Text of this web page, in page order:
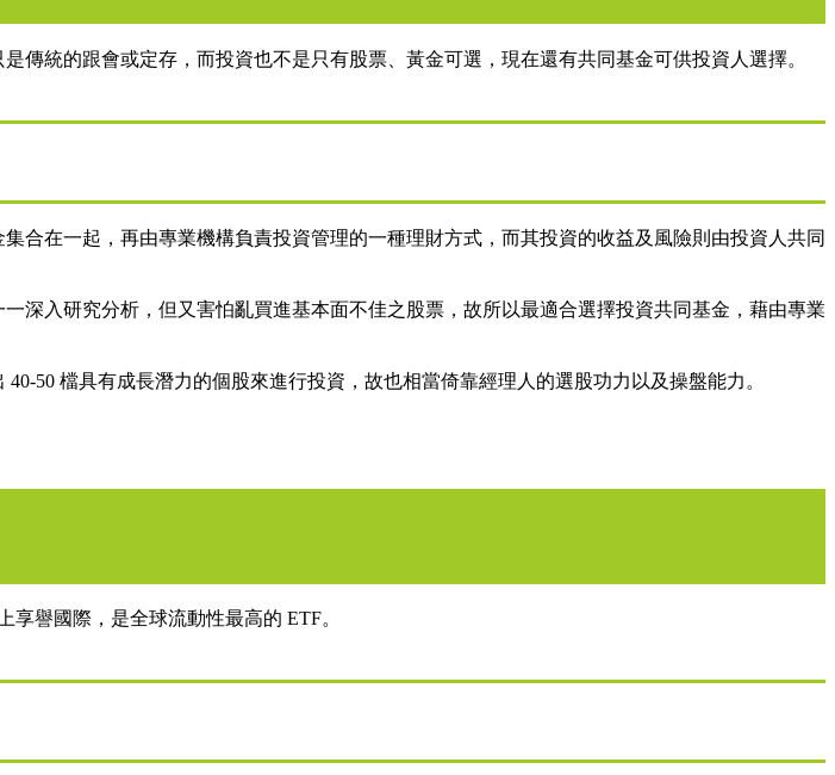
統的跟會或定存，而投資也不是只有股票、黃金可選，現在還有共同基金可供投資人選擇。
合在一起，再由專業機構負責投資管理的一種理財方式，而其投資的收益及風險則由投資人共同
深入研究分析，但又害怕亂買進基本面不佳之股票，故所以最適合選擇投資共同基金，藉由專業
50 檔具有成長潛力的個股來進行投資，故也相當倚靠經理人的選股功力以及操盤能力。
譽國際，是全球流動性最高的 ETF。